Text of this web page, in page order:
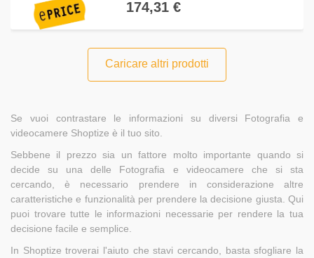
174,31 €
Caricare altri prodotti
Se vuoi contrastare le informazioni su diversi Fotografia e
videocamere Shoptize è il tuo sito.
Sebbene il prezzo sia un fattore molto importante quando si
decide su una delle Fotografia e videocamere che si sta
cercando, è necessario prendere in considerazione altre
caratteristiche e funzionalità per prendere la decisione giusta. Qui
puoi trovare tutte le informazioni necessarie per rendere la tua
decisione facile e semplice.
In Shoptize troverai l'aiuto che stavi cercando, basta sfogliare la